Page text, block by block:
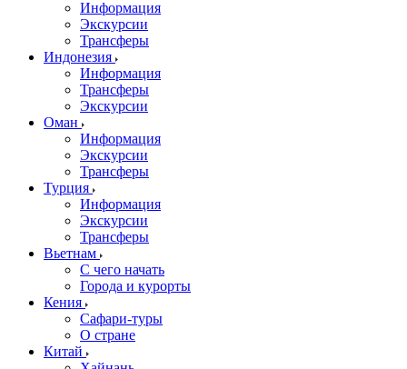
Информация
Экскурсии
Трансферы
Индонезия
Информация
Трансферы
Экскурсии
Оман
Информация
Экскурсии
Трансферы
Турция
Информация
Экскурсии
Трансферы
Вьетнам
С чего начать
Города и курорты
Кения
Сафари-туры
О стране
Китай